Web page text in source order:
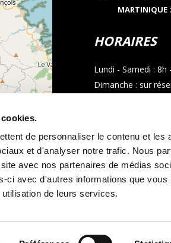
de personnaliser le contenu et les
et d'analyser notre trafic. Nous
avec nos partenaires de médias
ci avec d'autres informations que
de leurs services.
contributors
MARTINIQUE:
HORAIRES
Lundi - Samedi : 8h
Dimanche : sur
Email :